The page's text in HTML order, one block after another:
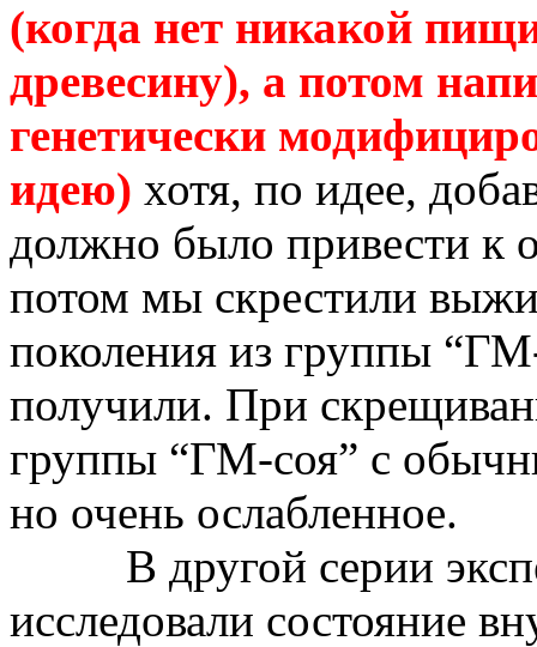
(когда нет никакой
древесину), а потом
генетически
идею) хотя, по идее,
должно было привести к
потом мы скрестили
поколения из группы “
получили. При
группы “ГМ-соя” с
но очень ослабленное.
В другой серии
исследовали состояние